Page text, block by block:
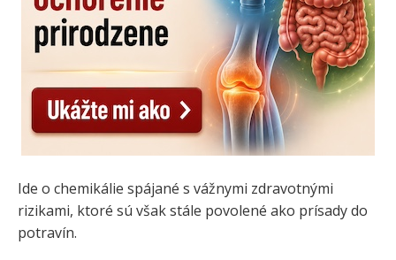
Ide o chemikálie spájané s vážnymi zdravotnými
rizikami, ktoré sú však stále povolené ako prísady do
potravín.